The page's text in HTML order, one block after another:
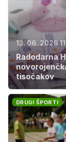
13. 06. 2026
Radodarna
tisočakov
DRUGI ŠPORTI